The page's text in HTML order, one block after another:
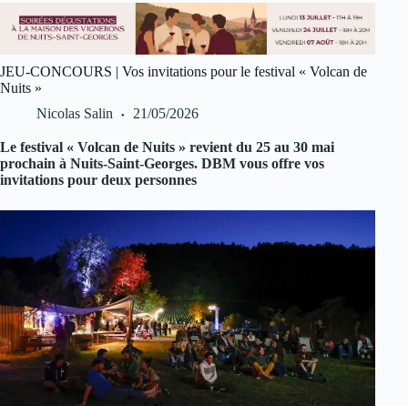
JEU-CONCOURS | Vos invitations pour le festival « Volcan de
Nuits »
Nicolas Salin
21/05/2026
Le festival « Volcan de Nuits » revient du 25 au 30 mai
prochain à Nuits-Saint-Georges. DBM vous offre vos
invitations pour deux personnes